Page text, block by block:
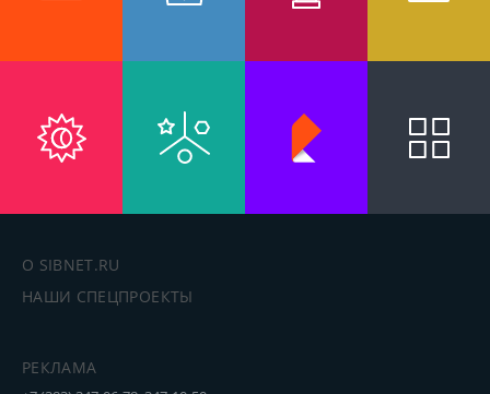
О SIBNET.RU
НАШИ СПЕЦПРОЕКТЫ
РЕКЛАМА